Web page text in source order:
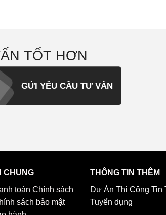
TỐT HƠN
GỬI YÊU CẦU TƯ VẤN
CHUNG
toán Chính sách
sách bảo mật
THÔNG TIN THÊM
Dự Án Thi Công Tin
Tuyển dụng